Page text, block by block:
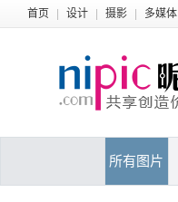
首页 设计 摄影 多媒体
所有图片